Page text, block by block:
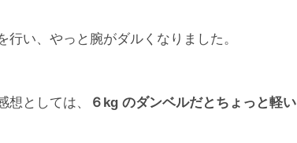
い、やっと腕がダルくなりました。
としては、
６kg のダンベルだとちょっと軽い